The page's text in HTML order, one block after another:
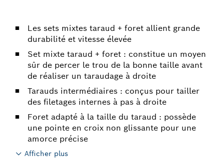
Les sets mixtes taraud + foret allient grande
durabilité et vitesse élevée
Set mixte taraud + foret : constitue un moyen
sûr de percer le trou de la bonne taille avant
de réaliser un taraudage à droite
Tarauds intermédiaires : conçus pour tailler
des filetages internes à pas à droite
Foret adapté à la taille du taraud : possède
une pointe en croix non glissante pour une
amorce précise
Afficher plus